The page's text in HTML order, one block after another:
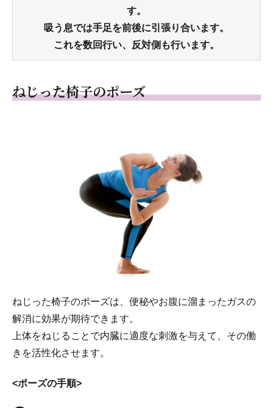
す。
吸う息では手足を前後に引張り合います。
これを数回行い、反対側も行います。
ねじった椅子のポーズ
ねじった椅子のポーズは、便秘やお腹に溜まったガスの
解消に効果が期待できます。
上体をねじることで内臓に適度な刺激を与えて、その働
きを活性化させます。
<ポーズの手順>